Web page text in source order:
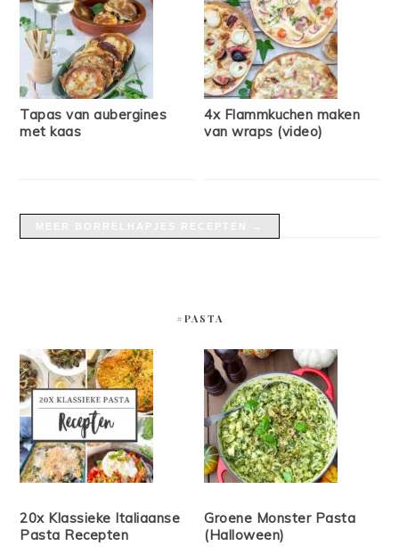
Tapas van aubergines
met kaas
4x Flammkuchen maken
van wraps (video)
#PASTA
20x Klassieke Italiaanse
Pasta Recepten
Groene Monster Pasta
(Halloween)